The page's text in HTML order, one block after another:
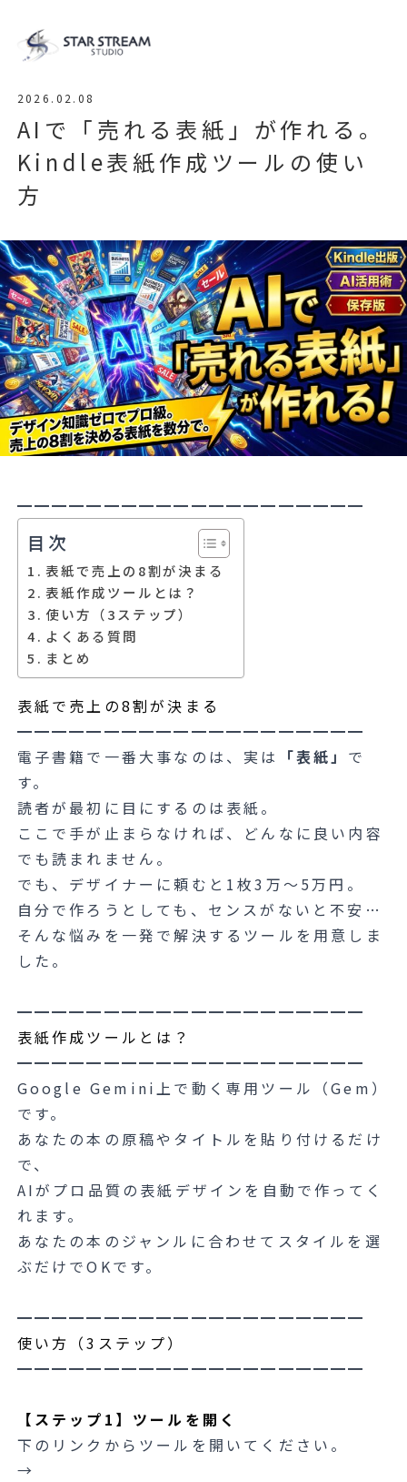
2026.02.08
AIで「売れる表紙」が作れる。
Kindle表紙作成ツールの使い
方
━━━━━━━━━━━━━━━━━━━━
目次
表紙で売上の8割が決まる
表紙作成ツールとは？
使い方（3ステップ）
よくある質問
まとめ
表紙で売上の8割が決まる
━━━━━━━━━━━━━━━━━━━━
電子書籍で一番大事なのは、実は
「表紙」 で
す。
読者が最初に目にするのは表紙。
ここで手が止まらなければ、どんなに良い内容
でも読まれません。
でも、デザイナーに頼むと1枚3万〜5万円。
自分で作ろうとしても、センスがないと不安…
そんな悩みを一発で解決するツールを用意しま
した。
━━━━━━━━━━━━━━━━━━━━
表紙作成ツールとは？
━━━━━━━━━━━━━━━━━━━━
Google Gemini上で動く専用ツール（Gem）
です。
あなたの本の原稿やタイトルを貼り付けるだけ
で、
AIがプロ品質の表紙デザインを自動で作ってく
れます。
あなたの本のジャンルに合わせてスタイルを選
ぶだけでOKです。
━━━━━━━━━━━━━━━━━━━━
使い方（3ステップ）
━━━━━━━━━━━━━━━━━━━━
【ステップ1】ツールを開く
下のリンクからツールを開いてください。
→